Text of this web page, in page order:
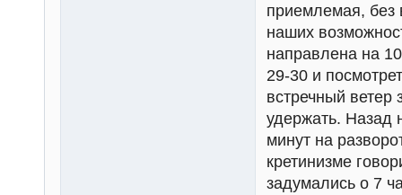
приемлемая, без
наших
направлена на
29-30 и
встречный ветер
удержать. Назад
минут на
кретинизме
задумались о 7